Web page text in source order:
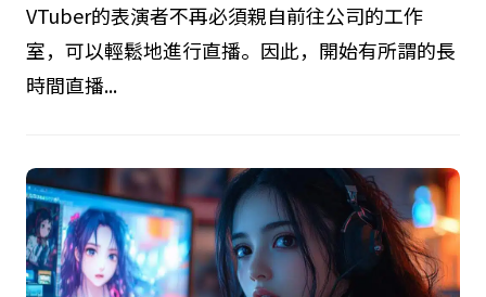
VTuber的表演者不再必須親自前往公司的工作
室，可以輕鬆地進行直播。因此，開始有所謂的長
時間直播...